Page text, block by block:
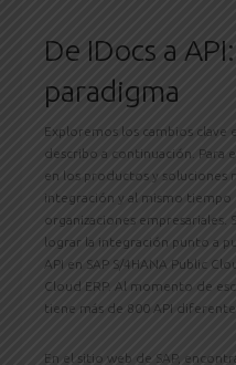
De IDocs a
paradigma
Exploremos los cambios clave
describo a continuación. Para
en los productos y soluciones
integración y al mismo
organizaciones empresariales.
lograr la integración punto a
API en SAP S/4HANA Public
Cloud ERP. Al momento de
tiene más de 800 API
En el sitio web de SAP,